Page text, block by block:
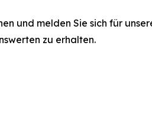
und melden Sie sich für
zu erhalten.